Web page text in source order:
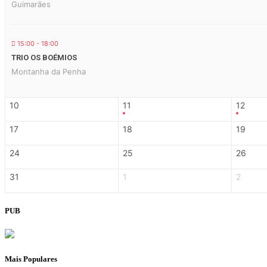
Guimarães
15:00 - 18:00
TRIO OS BOÉMIOS
Montanha da Penha
10 11 12
17 18 19
24 25 26
31 1 2
PUB
Mais Populares